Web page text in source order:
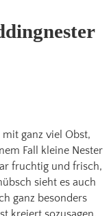
ganz viel Obst,
Fall kleine Nester
fruchtig und frisch,
sieht es auch
ganz besonders